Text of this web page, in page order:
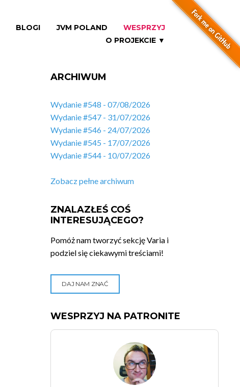
BLOGI JVM POLAND
WESPRZYJ
O PROJEKCIE ▼
ARCHIWUM
Wydanie #548 - 07/08/2026
Wydanie #547 - 31/07/2026
Wydanie #546 - 24/07/2026
Wydanie #545 - 17/07/2026
Wydanie #544 - 10/07/2026
Zobacz pełne archiwum
ZNALAZŁEŚ COŚ
INTERESUJĄCEGO?
Pomóż nam tworzyć sekcję Varia i
podziel się ciekawymi treściami!
DAJ NAM ZNAĆ
WESPRZYJ NA PATRONITE